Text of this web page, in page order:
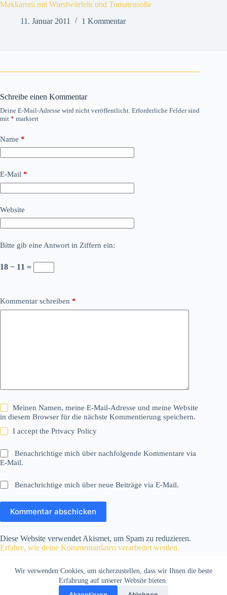
Wir verwenden Cookies, um sicherzustellen, dass wir Ihnen die beste
Erfahrung auf unserer Website bieten.
Makkaroni mit Wurstwürfeln und Tomatensoße
11. Januar 2011
1 Kommentar
Schreibe einen Kommentar
Deine E-Mail-Adresse wird nicht veröffentlicht. Erforderliche Felder sind
mit * markiert
Name *
E-Mail *
Website
Bitte gib eine Antwort in Ziffern ein:
18 − 11 =
Kommentar schreiben *
Meinen Namen, meine E-Mail-Adresse und meine Website
in diesem Browser für die nächste Kommentierung speichern.
I accept thePrivacy Policy
Benachrichtige mich über nachfolgende Kommentare via
E-Mail.
Benachrichtige mich über neue Beiträge via E-Mail.
Kommentar abschicken
Diese Website verwendet Akismet, um Spam zu reduzieren.
Erfahre, wie deine Kommentardaten verarbeitet werden.